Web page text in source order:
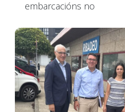
embarcacións no